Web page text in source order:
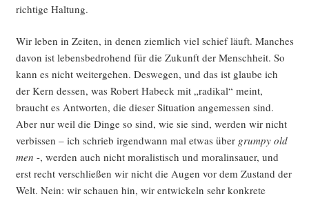
rich­ti­ge Haltung.
Wir leben in Zei­ten, in denen ziem­lich viel schief läuft. Man­ches
davon ist lebens­be­dro­hend für die Zukunft der Mensch­heit. So
kann es nicht wei­ter­ge­hen. Des­we­gen, und das ist glau­be ich
der Kern des­sen, was Robert Habeck mit „radi­kal“ meint,
braucht es Ant­wor­ten, die die­ser Situa­ti­on ange­mes­sen sind.
Aber nur weil die Din­ge so sind, wie sie sind, wer­den wir nicht
ver­bis­sen – ich schrieb irgend­wann mal etwas über grum­py old
men -, wer­den auch nicht mora­lis­tisch und mora­lin­sauer, und
erst recht ver­schlie­ßen wir nicht die Augen vor dem Zustand der
Welt. Nein: wir schau­en hin, wir ent­wi­ckeln sehr kon­kre­te